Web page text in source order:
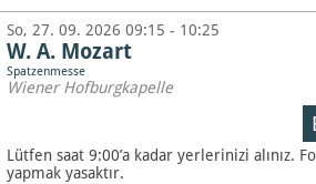
So, 27. 09. 2026 09:15 - 10:25
W. A. Mozart
Spatzenmesse
Wiener Hofburgkapelle
Lütfen saat 9:00’a kadar yerlerinizi alınız.
yapmak yasaktır.